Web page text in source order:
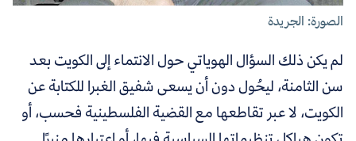
الصورة: الجريدة
لم يكن ذلك السؤال الهوياتي حول الانتماء إلى الكويت بعد
سن الثامنة، ليحُول دون أن يسعى شفيق الغبرا للكتابة عن
الكويت، لا عبر تقاطعها مع القضية الفلسطينية فحسب، أو